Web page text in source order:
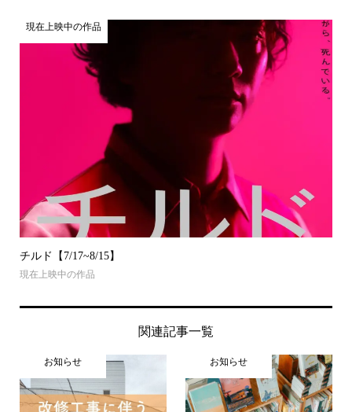
現在上映中の作品
チルド【7/17~8/15】
現在上映中の作品
関連記事一覧
お知らせ お知らせ